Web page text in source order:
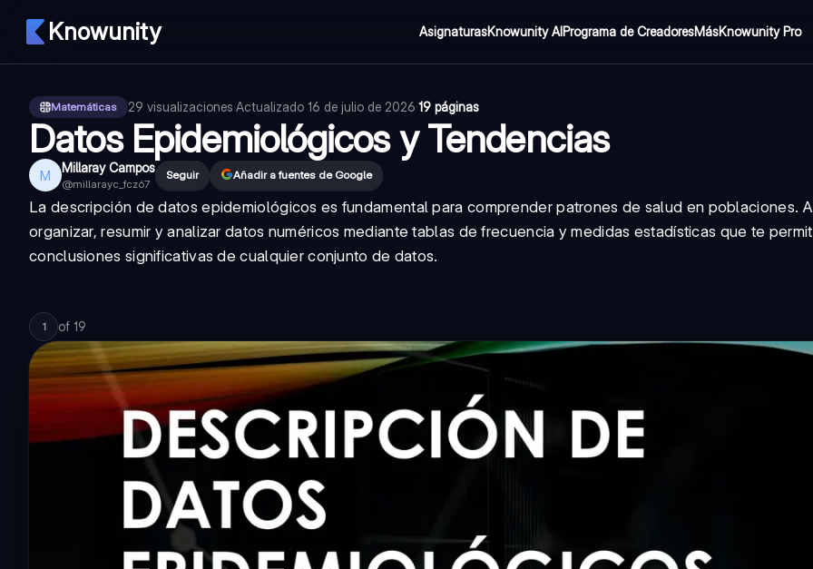
Knowunity AsignaturasKnowunity AIPrograma de CreadoresMásKnowunity Pro
Matemáticas 29 visualizaciones·Actualizado 16 de julio de 2026·19 páginas
Datos Epidemiológicos y Tendencias
M Millaray Campos
@millarayc_fcz67
Seguir Añadir a fuentes de Google
La descripción de datos epidemiológicos es fundamental para comprender patrones de salud en poblaciones.
organizar, resumir y analizar datos numéricos mediante tablas de frecuencia y medidas estadísticas que te
conclusiones significativas de cualquier conjunto de datos.
1 of 19